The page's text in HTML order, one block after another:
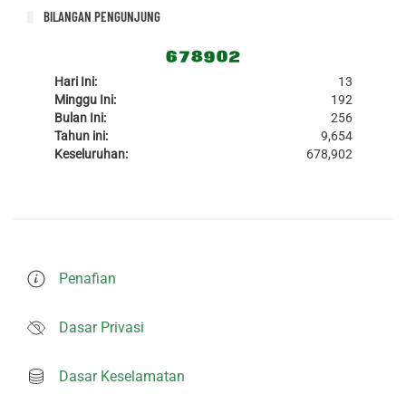
BILANGAN PENGUNJUNG
Hari Ini:
13
Minggu Ini:
192
Bulan Ini:
256
Tahun ini:
9,654
Keseluruhan:
678,902
Penafian
Dasar Privasi
Dasar Keselamatan